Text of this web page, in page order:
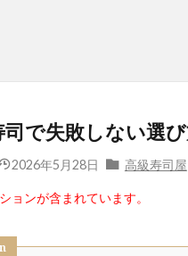
司で失敗しない選
2026年5月28日 高級寿司屋
ョンが含まれています。